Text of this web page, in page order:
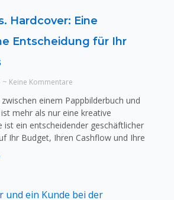
Hardcover: Eine
Entscheidung für Ihr
Keine Kommentare
einem Pappbilderbuch und
mehr als nur eine kreative
ist ein entscheidender geschäftlicher
Ihr Budget, Ihren Cashflow und Ihre